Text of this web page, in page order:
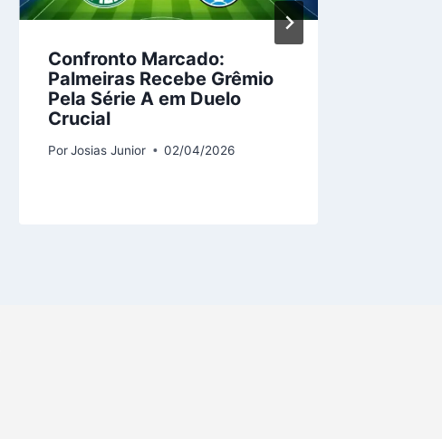
Confronto Marcado:
Palmeiras Recebe Grêmio
Pela Série A em Duelo
Crucial
Por Josias Junior 02/04/2026